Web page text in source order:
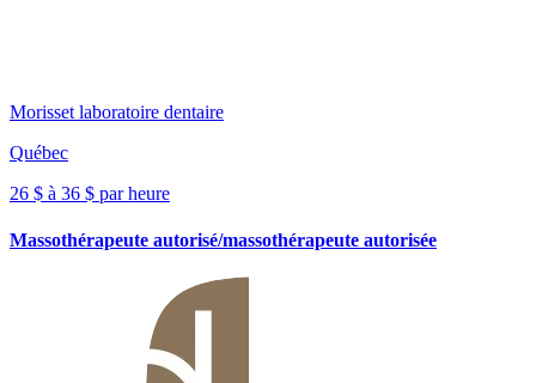
Morisset laboratoire dentaire
Québec
26 $ à 36 $ par heure
Massothérapeute autorisé/massothérapeute autorisée